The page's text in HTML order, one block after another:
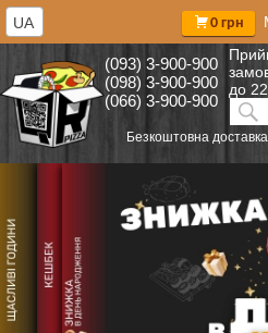
(093) 3-900-900
(098) 3-900-900
(066) 3-900-900
до
0 грн
Безкоштовна
UA